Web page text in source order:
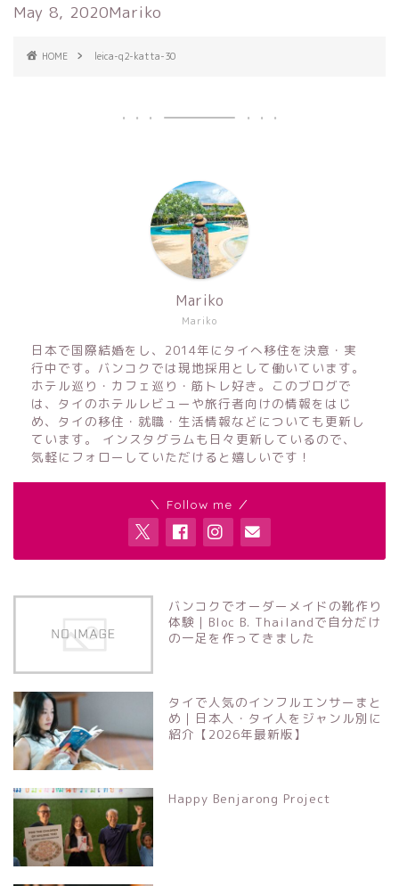
May 8, 2020Mariko
HOME leica-q2-katta-30
Mariko
Mariko
日本で国際結婚をし、2014年にタイへ移住を決意・実
行中です。バンコクでは現地採用として働いています。
ホテル巡り・カフェ巡り・筋トレ好き。このブログで
は、タイのホテルレビューや旅行者向けの情報をはじ
め、タイの移住・就職・生活情報などについても更新し
ています。 インスタグラムも日々更新しているので、
気軽にフォローしていただけると嬉しいです！
＼ Follow me ／
バンコクでオーダーメイドの靴作り
体験｜Bloc B. Thailandで自分だけ
の一足を作ってきました
タイで人気のインフルエンサーまと
め｜日本人・タイ人をジャンル別に
紹介【2026年最新版】
Happy Benjarong Project